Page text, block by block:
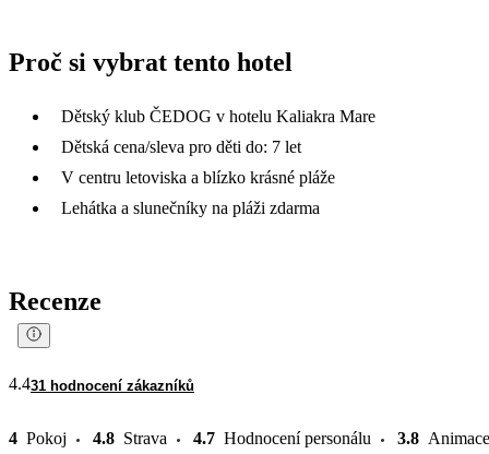
Proč si vybrat tento hotel
Dětský klub ČEDOG v hotelu Kaliakra Mare
Dětská cena/sleva pro děti do: 7 let
V centru letoviska a blízko krásné pláže
Lehátka a slunečníky na pláži zdarma
Recenze
4.431 hodnocení zákazníků
4 Pokoj 4.8 Strava 4.7 Hodnocení personálu 3.8 Animace